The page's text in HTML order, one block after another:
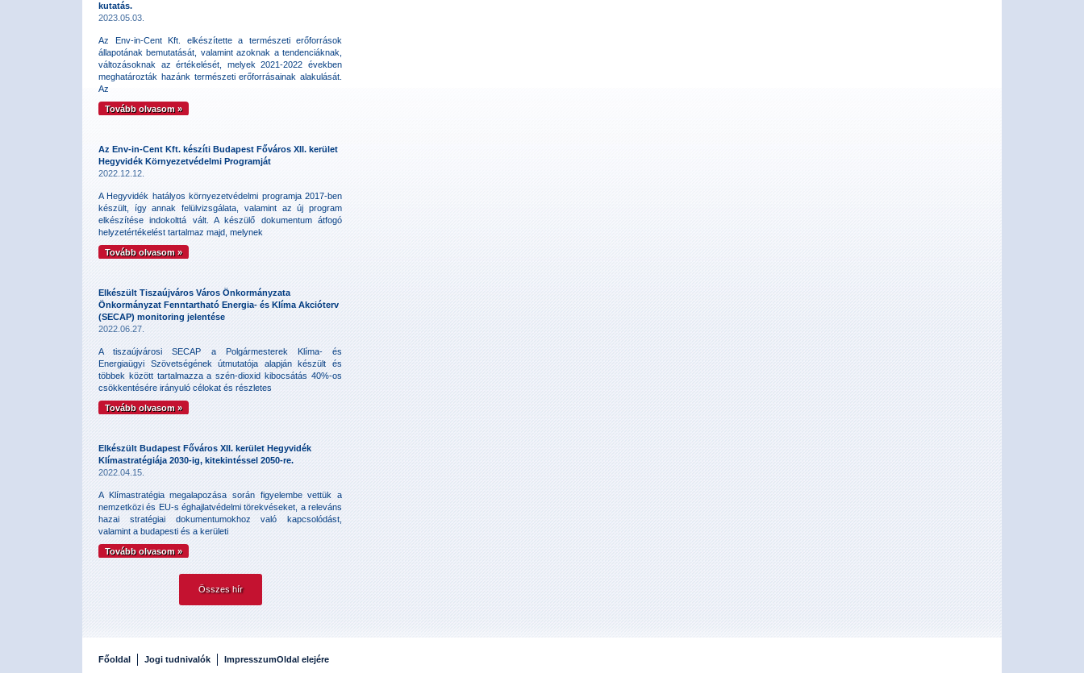
kutatás.
2023.05.03.
Az Env-in-Cent Kft. elkészítette a természeti erőforrások
állapotának bemutatását, valamint azoknak a tendenciáknak,
változásoknak az értékelését, melyek 2021-2022 években
meghatározták hazánk természeti erőforrásainak alakulását.
Az
Tovább olvasom »
Az Env-in-Cent Kft. készíti Budapest Főváros XII. kerület
Hegyvidék Környezetvédelmi Programját
2022.12.12.
A Hegyvidék hatályos környezetvédelmi programja 2017-ben
készült, így annak felülvizsgálata, valamint az új program
elkészítése indokolttá vált. A készülő dokumentum átfogó
helyzetértékelést tartalmaz majd, melynek
Tovább olvasom »
Elkészült Tiszaújváros Város Önkormányzata
Önkormányzat Fenntartható Energia- és Klíma Akcióterv
(SECAP) monitoring jelentése
2022.06.27.
A tiszaújvárosi SECAP a Polgármesterek Klíma- és
Energiaügyi Szövetségének útmutatója alapján készült és
többek között tartalmazza a szén-dioxid kibocsátás 40%-os
csökkentésére irányuló célokat és részletes
Tovább olvasom »
Elkészült Budapest Főváros XII. kerület Hegyvidék
Klímastratégiája 2030-ig, kitekintéssel 2050-re.
2022.04.15.
A Klímastratégia megalapozása során figyelembe vettük a
nemzetközi és EU-s éghajlatvédelmi törekvéseket, a releváns
hazai stratégiai dokumentumokhoz való kapcsolódást,
valamint a budapesti és a kerületi
Tovább olvasom »
Összes hír
Főoldal Jogi tudnivalók ImpresszumOldal elejére